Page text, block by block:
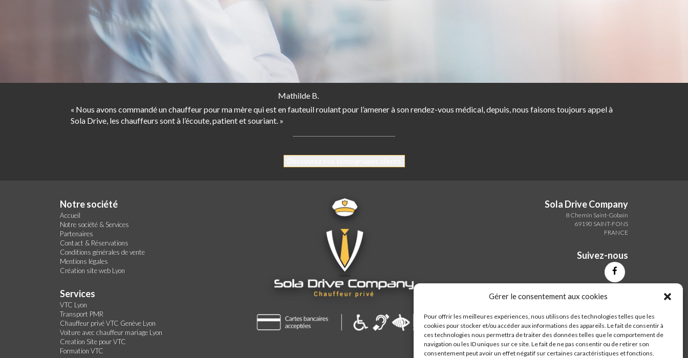
Gérer le consentement aux cookies
Pour offrir les meilleures expériences, nous utilisons des technologies telles que les
cookies pour stocker et/ou accéder aux informations des appareils. Le fait de consentir à
ces technologies nous permettra de traiter des données telles que le comportement de
navigation ou les ID uniques sur ce site. Le fait de ne pas consentir ou de retirer son
consentement peut avoir un effet négatif sur certaines caractéristiques et fonctions.
Mathilde B.
« Nous avons commandé un chauffeur pour ma mère qui est en fauteuil roulant pour l’amener à son rendez-vous médical, depuis, nous faisons toujours appel à
Sola Drive, les chauffeurs sont à l’écoute, patient et souriant. »
Notre société
Accueil
Notre société & Services
Partenaires
Contact & Réservations
Conditions générales de vente
Mentions légales
Création site web Lyon
Services
VTC Lyon
Transport PMR
Chauffeur privé VTC Genève Lyon
Voiture avec chauffeur mariage Lyon
Creation Site pour VTC
Formation VTC
Sola Drive Company
8 Chemin Saint-Gobain
69190 SAINT-FONS
FRANCE
Suivez-nous
Laisser un avis